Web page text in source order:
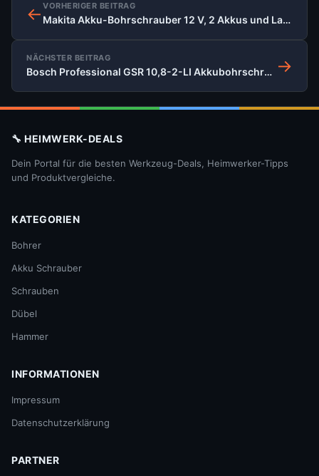
← VORHERIGER BEITRAG
Makita Akku-Bohrschrauber 12 V, 2 Akkus und Ladegerät, 6271DWAE
NÄCHSTER BEITRAG
Bosch Professional GSR 10,8-2-LI Akkubohrschrauber →
🔧 HEIMWERK-DEALS
Dein Portal für die besten Werkzeug-Deals, Heimwerker-Tipps
und Produktvergleiche.
KATEGORIEN
Bohrer
Akku Schrauber
Schrauben
Dübel
Hammer
INFORMATIONEN
Impressum
Datenschutzerklärung
PARTNER